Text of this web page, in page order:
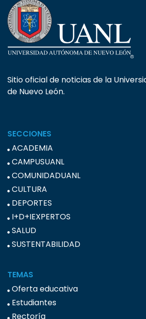
Sitio oficial de noticias de la
de Nuevo León.
SECCIONES
ACADEMIA
CAMPUSUANL
COMUNIDADUANL
CULTURA
DEPORTES
I+D+IEXPERTOS
SALUD
SUSTENTABILIDAD
TEMAS
Oferta educativa
Estudiantes
Rectoría